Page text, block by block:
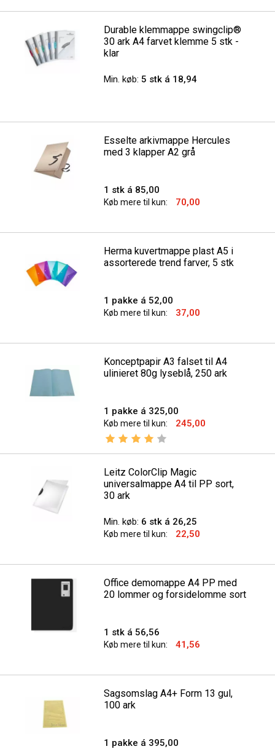
Durable klemmappe swingclip®
30 ark A4 farvet klemme 5 stk -
klar
Min. køb: 5 stk á 18,94
Esselte arkivmappe Hercules
med 3 klapper A2 grå
1 stk á 85,00
Køb mere til kun: 70,00
Herma kuvertmappe plast A5 i
assorterede trend farver, 5 stk
1 pakke á 52,00
Køb mere til kun: 37,00
Konceptpapir A3 falset til A4
ulinieret 80g lyseblå, 250 ark
1 pakke á 325,00
Køb mere til kun: 245,00
Vurdering:
Leitz ColorClip Magic
universalmappe A4 til PP sort,
30 ark
Min. køb: 6 stk á 26,25
Køb mere til kun: 22,50
Office demomappe A4 PP med
20 lommer og forsidelomme sort
1 stk á 56,56
Køb mere til kun: 41,56
Sagsomslag A4+ Form 13 gul,
100 ark
1 pakke á 395,00